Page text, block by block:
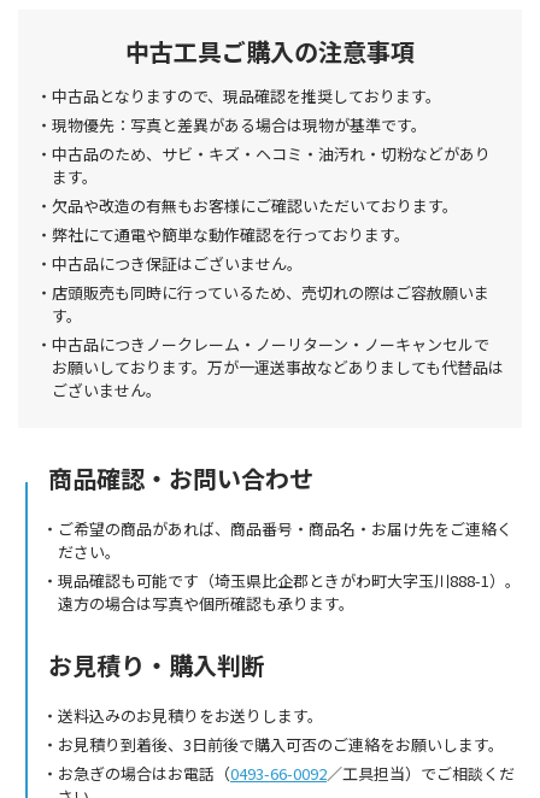
中古工具ご購入の注意事項
中古品となりますので、現品確認を推奨しております。
現物優先：写真と差異がある場合は現物が基準です。
中古品のため、サビ・キズ・ヘコミ・油汚れ・切粉などがあり
ます。
欠品や改造の有無もお客様にご確認いただいております。
弊社にて通電や簡単な動作確認を行っております。
中古品につき保証はございません。
店頭販売も同時に行っているため、売切れの際はご容赦願いま
す。
中古品につきノークレーム・ノーリターン・ノーキャンセルで
お願いしております。万が一運送事故などありましても代替品は
ございません。
商品確認・お問い合わせ
ご希望の商品があれば、商品番号・商品名・お届け先をご連絡く
ださい。
現品確認も可能です（埼玉県比企郡ときがわ町大字玉川888-1）。
遠方の場合は写真や個所確認も承ります。
お見積り・購入判断
送料込みのお見積りをお送りします。
お見積り到着後、3日前後で購入可否のご連絡をお願いします。
お急ぎの場合はお電話（0493-66-0092／工具担当）でご相談くだ